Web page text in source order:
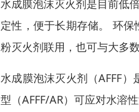
水成膜泡沫灭火剂是目前低
定性，便于长期存储。 环
粉灭火剂联用，也可与大多
水成膜泡沫灭火剂（AFFF
型（AFFF/AR）可应对水溶